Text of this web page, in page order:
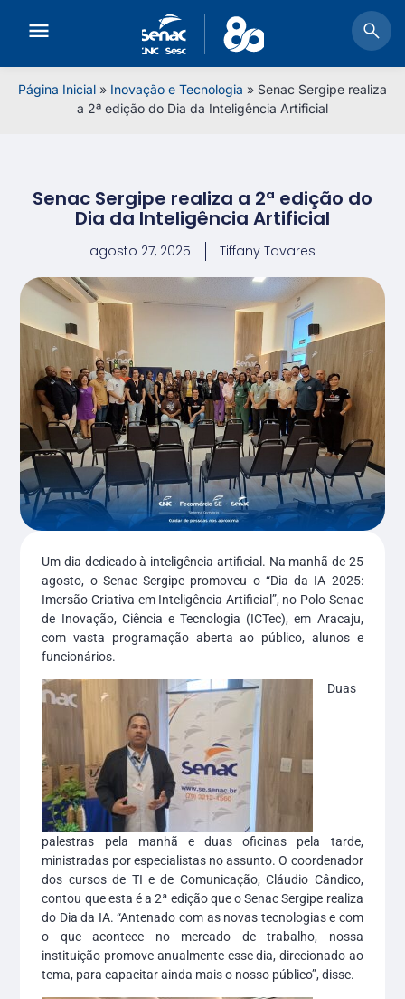
Página Inicial » Inovação e Tecnologia » Senac Sergipe realiza
a 2ª edição do Dia da Inteligência Artificial
Senac Sergipe realiza a 2ª edição do
Dia da Inteligência Artificial
agosto 27, 2025 Tiffany Tavares
Um dia dedicado à inteligência artificial. Na manhã de 25
agosto, o Senac Sergipe promoveu o “Dia da IA 2025:
Imersão Criativa em Inteligência Artificial”, no Polo Senac
de Inovação, Ciência e Tecnologia (ICTec), em Aracaju,
com vasta programação aberta ao público, alunos e
funcionários.
Duas
palestras pela manhã e duas oficinas pela tarde,
ministradas por especialistas no assunto. O coordenador
dos cursos de TI e de Comunicação, Cláudio Cândico,
contou que esta é a 2ª edição que o Senac Sergipe realiza
do Dia da IA. “Antenado com as novas tecnologias e com
o que acontece no mercado de trabalho, nossa
instituição promove anualmente esse dia, direcionado ao
tema, para capacitar ainda mais o nosso público”, disse.